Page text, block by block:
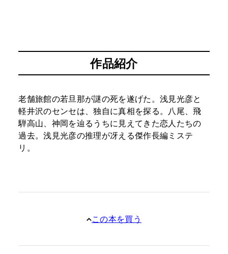
作品紹介
老舗旅館の若旦那が謎の死を遂げた。浅見光彦と
軽井沢のセンセは、独自に真相を探る。八尾、飛
騨高山、神岡を辿るうちに見えてきた恋人たちの
過去。浅見光彦の推理が冴える傑作長編ミステ
リ。
この本を買う